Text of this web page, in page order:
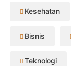
Kesehatan
Bisnis
Teknologi